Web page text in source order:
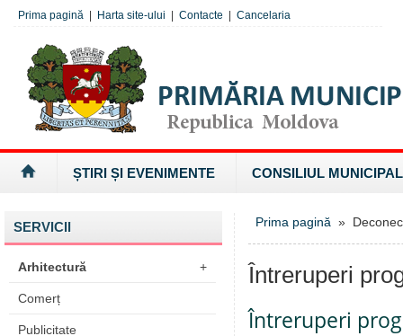
Prima pagină Harta site-ului Contacte Cancelaria
ȘTIRI ȘI EVENIMENTE CONSILIUL MUNICIPAL
SERVICII
Arhitectură +
Comerț
Publicitate
Prima pagină »
Întreruperi
Întreruperi